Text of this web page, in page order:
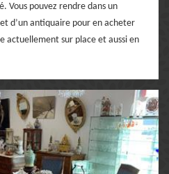
Vous pouvez rendre dans un
d’un antiquaire pour en acheter
actuellement sur place et aussi en